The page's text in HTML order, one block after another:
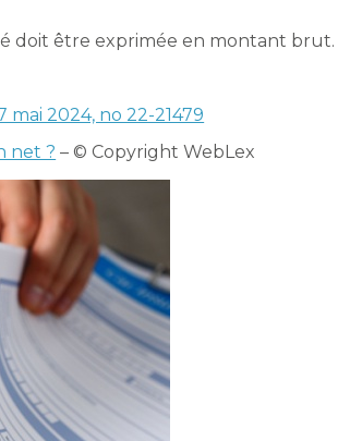
doit être exprimée en montant brut.
2024, no 22-21479
net ? – © Copyright WebLex